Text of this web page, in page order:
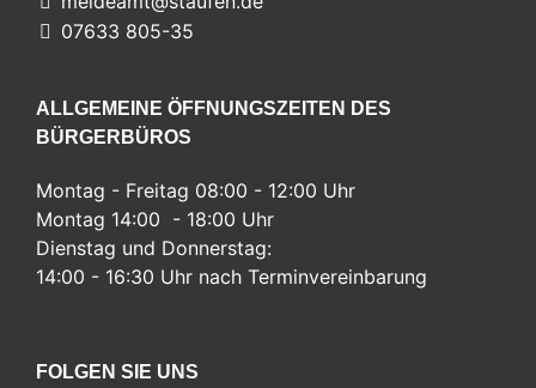
07633 805-35
ALLGEMEINE ÖFFNUNGSZEITEN DES
BÜRGERBÜROS
Montag - Freitag 08:00 - 12:00 Uhr
Montag 14:00 - 18:00 Uhr
Dienstag und Donnerstag:
14:00 - 16:30 Uhr nach Terminvereinbarung
FOLGEN SIE UNS